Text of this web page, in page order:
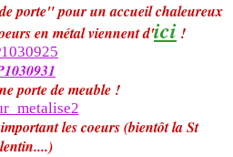
porte" pour un accueil chaleureux
en métal viennent d'ici !
porte de meuble !
les coeurs (bientôt la St